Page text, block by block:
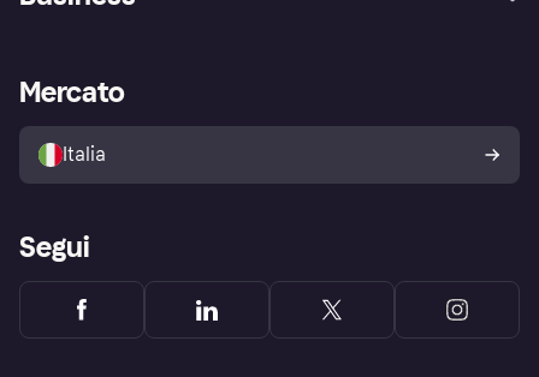
Esplora i negozi
Politica di protezione
dell'acquirente Klarna
Accesso aziende
Mercato
Italia
Segui